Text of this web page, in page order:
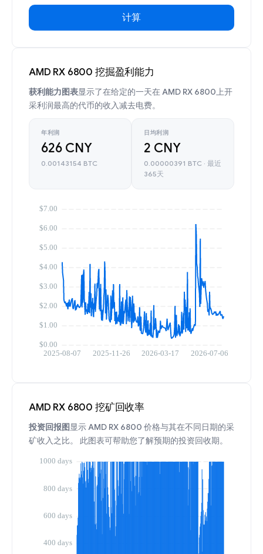
计算
AMD RX 6800 挖掘盈利能力
获利能力图表显示了在给定的一天在 AMD RX 6800上开
采利润最高的代币的收入减去电费。
年利润
626 CNY
0.00143154 BTC
日均利润
2 CNY
0.00000391 BTC · 最近
365天
AMD RX 6800 挖矿回收率
投资回报图显示 AMD RX 6800 价格与其在不同日期的采
矿收入之比。 此图表可帮助您了解预期的投资回收期。